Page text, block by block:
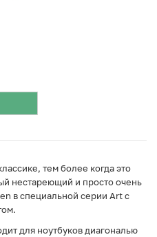
тем более когда это
нестареющий и просто очень
в специальной серии Art с
для ноутбуков диагональю